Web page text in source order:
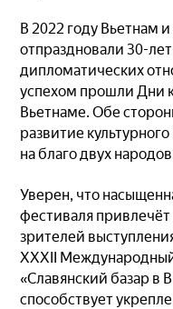
В 2022 году Вьетнам
отпраздновали 30-
дипломатических
успехом прошли Дни
Вьетнаме. Обе
развитие
на благо двух
Уверен, что
фестиваля
зрителей
XXXII
«Славянский базар в
способствует